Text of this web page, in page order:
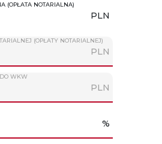
(OPŁATA NOTARIALNA)
PLN
(OPŁATY NOTARIALNEJ)
PLN
WKW
PLN
%